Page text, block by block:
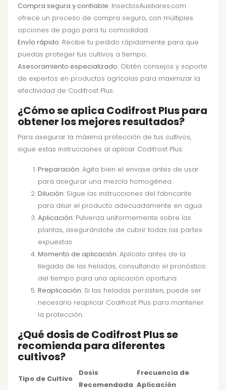
Compra segura y confiable: InsectosAuxiliares.com
ofrece un proceso de compra seguro, con múltiples
opciones de pago para tu comodidad.
Envío rápido: Recibe tu pedido rápidamente para que
puedas proteger tus cultivos a tiempo.
Asesoramiento especializado: Obtén consejos y soporte
de expertos en productos agrícolas para maximizar la
efectividad de Codifrost Plus.
¿Cómo se aplica Codifrost Plus para
obtener los mejores resultados?
Para asegurar la máxima protección de tus cultivos,
sigue estas instrucciones al aplicar Codifrost Plus:
Preparación: Agita bien el envase antes de usar
para asegurar una mezcla homogénea.
Dilución: Sigue las instrucciones del fabricante
para diluir el producto adecuadamente en agua.
Aplicación: Pulveriza uniformemente sobre las
plantas, asegurándote de cubrir todas las partes
expuestas.
Momento de aplicación: Aplícalo antes de la
llegada de las heladas, consultando el pronóstico
del tiempo para una aplicación oportuna.
Reaplicación: Si las heladas persisten, puede ser
necesario reaplicar Codifrost Plus para mantener
la protección.
¿Qué dosis de Codifrost Plus se
recomienda para diferentes
cultivos?
Tipo de Cultivo
Dosis
Recomendada
Frecuencia de
Aplicación